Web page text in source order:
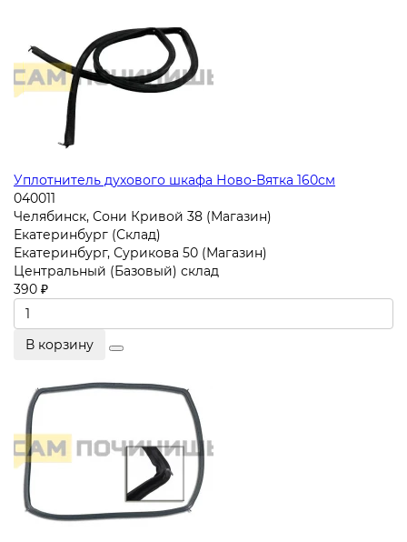
Уплотнитель духового шкафа Ново-Вятка 160см
040011
Челябинск, Сони Кривой 38 (Магазин)
Екатеринбург (Склад)
Екатеринбург, Сурикова 50 (Магазин)
Центральный (Базовый) склад
390 ₽
В корзину